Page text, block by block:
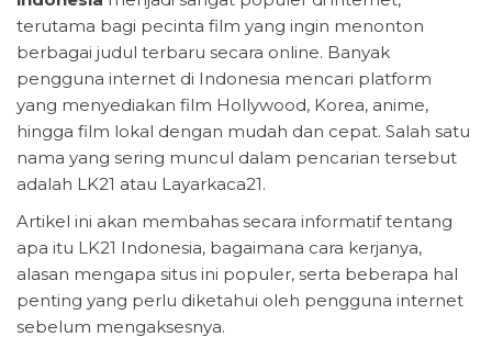
terutama bagi pecinta film yang ingin menonton
berbagai judul terbaru secara online. Banyak
pengguna internet di Indonesia mencari platform
yang menyediakan film Hollywood, Korea, anime,
hingga film lokal dengan mudah dan cepat. Salah satu
nama yang sering muncul dalam pencarian tersebut
adalah LK21 atau Layarkaca21.
Artikel ini akan membahas secara informatif tentang
apa itu LK21 Indonesia, bagaimana cara kerjanya,
alasan mengapa situs ini populer, serta beberapa hal
penting yang perlu diketahui oleh pengguna internet
sebelum mengaksesnya.